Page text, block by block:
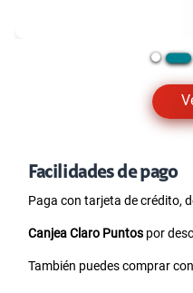
Facilidades de pago
Paga con tarjeta de crédito,
Canjea Claro Puntos por
También puedes comprar